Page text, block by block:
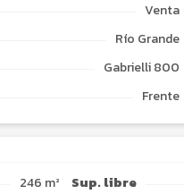
Venta
Río Grande
Gabrielli 800
Frente
246 m² Sup. libre